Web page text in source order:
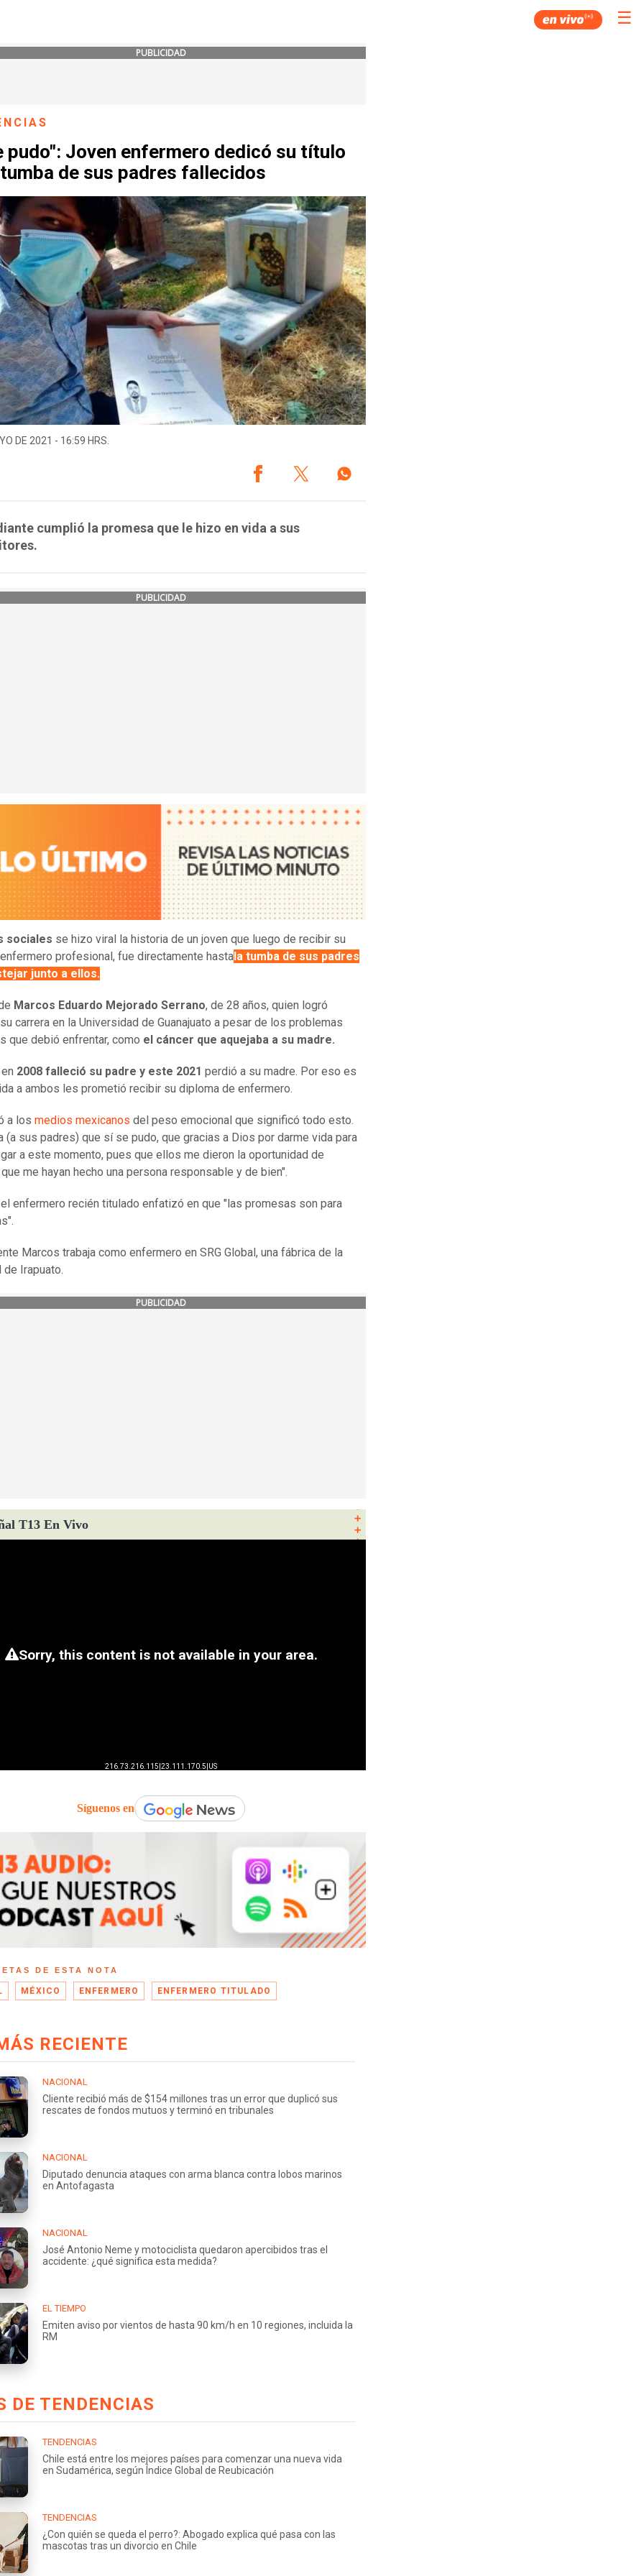
☰
PUBLICIDAD
pudo": Joven enfermero dedicó su título
de sus padres fallecidos
DE 2021 - 16:59 HRS.
cumplió la promesa que le hizo en vida a sus
PUBLICIDAD
sociales se hizo viral la historia de un joven que luego de recibir su
profesional, fue directamente hasta la tumba de sus padres
junto a ellos.
Marcos Eduardo Mejorado Serrano, de 28 años, quien logró
carrera en la Universidad de Guanajuato a pesar de los problemas
que debió enfrentar, como el cáncer que aquejaba a su madre.
2008 falleció su padre y este 2021 perdió a su madre. Por eso es
a ambos les prometió recibir su diploma de enfermero.
a los medios mexicanos del peso emocional que significó todo esto.
(a sus padres) que sí se pudo, que gracias a Dios por darme vida para
a este momento, pues que ellos me dieron la oportunidad de
me hayan hecho una persona responsable y de bien".
enfermero recién titulado enfatizó en que "las promesas son para
Marcos trabaja como enfermero en SRG Global, una fábrica de la
Irapuato.
PUBLICIDAD
T13 En Vivo
Síguenos en
DE ESTA NOTA
MÉXICO ENFERMERO ENFERMERO TITULADO
RECIENTE
NACIONAL
Cliente recibió más de $154 millones tras un error que duplicó sus
rescates de fondos mutuos y terminó en tribunales
NACIONAL
Diputado denuncia ataques con arma blanca contra lobos marinos
en Antofagasta
NACIONAL
José Antonio Neme y motociclista quedaron apercibidos tras el
accidente: ¿qué significa esta medida?
EL TIEMPO
Emiten aviso por vientos de hasta 90 km/h en 10 regiones, incluida la
RM
DE TENDENCIAS
TENDENCIAS
Chile está entre los mejores países para comenzar una nueva vida
en Sudamérica, según Índice Global de Reubicación
TENDENCIAS
¿Con quién se queda el perro?: Abogado explica qué pasa con las
mascotas tras un divorcio en Chile